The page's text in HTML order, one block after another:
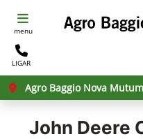
menu
LIGAR
Agro Baggio Nova Mutum
John Deere